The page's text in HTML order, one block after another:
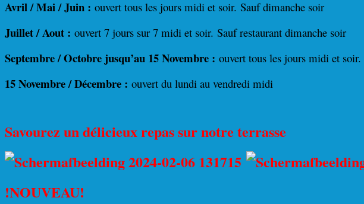
Avril / Mai / Juin : ouvert tous les jours midi et soir. Sauf dimanche soir
Juillet / Aout : ouvert 7 jours sur 7 midi et soir. Sauf restaurant dimanche soir
Septembre / Octobre jusqu’au 15 Novembre : ouvert tous les jours midi et soir.
15 Novembre / Décembre : ouvert du lundi au vendredi midi
Savourez un délicieux repas sur notre terrasse
!NOUVEAU!